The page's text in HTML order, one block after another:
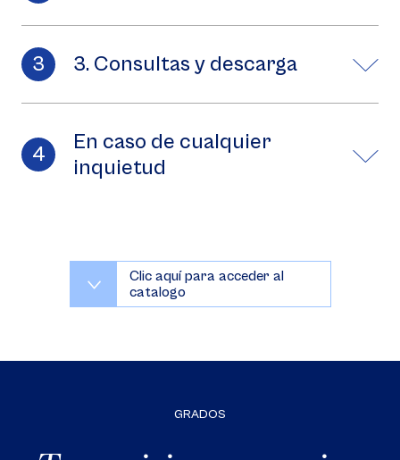
3. Consultas y descarga
En caso de cualquier
inquietud
Clic aquí para acceder al
catalogo
GRADOS